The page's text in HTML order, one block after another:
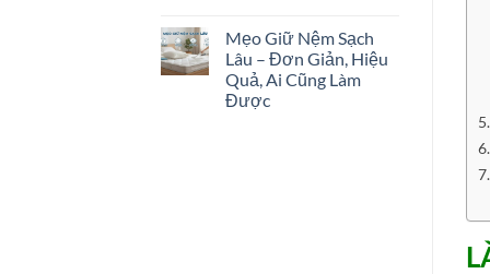
Mẹo Giữ Nệm Sạch
Lâu – Đơn Giản, Hiệu
Quả, Ai Cũng Làm
Được